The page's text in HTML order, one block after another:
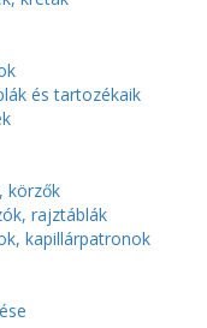
és tartozékaik
körzők
rajztáblák
kapillárpatronok